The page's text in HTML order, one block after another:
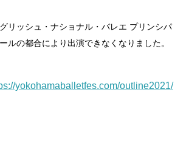
リッシュ・ナショナル・バレエ プリンシパ
ルの都合により出演できなくなりました。
yokohamaballetfes.com/outline2021/